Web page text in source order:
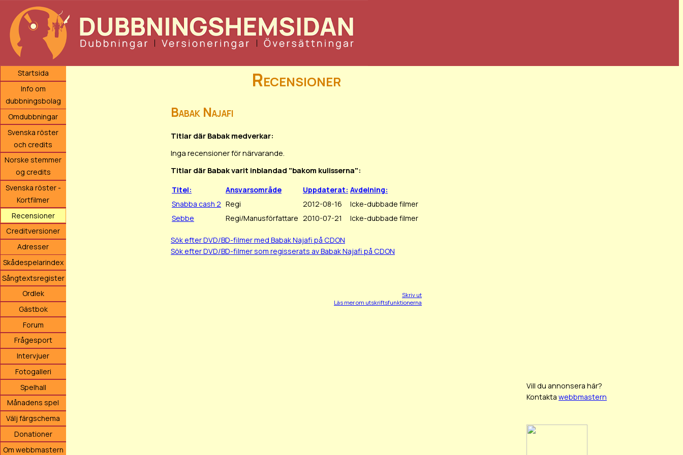
Startsida
Info om
dubbningsbolag
Omdubbningar
Svenska röster
och credits
Norske stemmer
og credits
Svenska röster -
Kortfilmer
Recensioner
Creditversioner
Adresser
Skådespelarindex
Sångtextsregister
Ordlek
Gästbok
Forum
Frågesport
Intervjuer
Fotogalleri
Spelhall
Månadens spel
Välj färgschema
Donationer
Om webbmastern
Recensioner
Babak Najafi
Titlar där Babak medverkar:
Inga recensioner för närvarande.
Titlar där Babak varit inblandad "bakom kulisserna":
Titel: Ansvarsområde Uppdaterat: Avdelning:
Snabba cash 2 Regi 2012-08-16
Icke-dubbade filmer
Sebbe
Regi/Manusförfattare 2010-07-21 Icke-dubbade filmer
Sök efter DVD/BD-filmer med Babak Najafi på CDON
Sök efter DVD/BD-filmer som regisserats av Babak Najafi på CDON
Skriv ut
Läs mer om utskriftsfunktionerna
Vill du annonsera här?
Kontakta webbmastern